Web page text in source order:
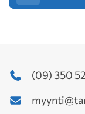
(09) 350